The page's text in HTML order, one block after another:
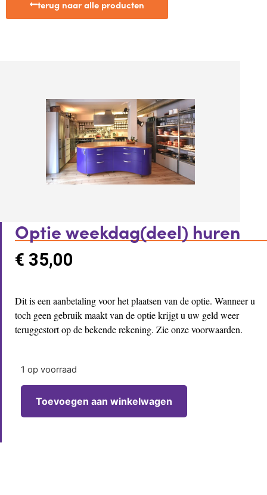
terug naar alle producten
Optie weekdag(deel) huren
€ 35,00
Dit is een aanbetaling voor het plaatsen van de optie. Wanneer u
toch geen gebruik maakt van de optie krijgt u uw geld weer
teruggestort op de bekende rekening. Zie onze voorwaarden.
1 op voorraad
Toevoegen aan winkelwagen